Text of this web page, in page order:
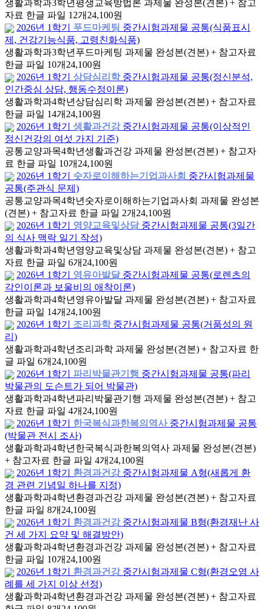
생활과학과3학년평생교육방법론 과제물 완성본(견본) + 참고
자료 한글 파일 12개 24,100원
2026년 1학기
푸드마케팅 중간시험과제물 공통(식품표시
제, 건강기능식품, 고령친화식품)
생활과학과3학년 푸드마케팅 과제물 완성본(견본) + 참고자료
한글 파일 10개 24,100원
2026년 1학기
상담심리학 중간시험과제물 공통(정신분석,
인간중심 상담, 행동수정이론)
생활과학과4학년상담심리학 과제물 완성본(견본) + 참고자료
한글 파일 14개 24,100원
2026년 1학기
생활과건강 중간시험과제물 공통(이상적인
정신건강의 여섯 가지 기준)
공통교양과목4학년생활과건강 과제물 완성본(견본) + 참고자
료 한글 파일 10개 24,100원
2026년 1학기
숫자로이해하는기업과사회 중간시험과제물
공통(주관식 문제)
공통교양과목4학년 숫자로이해하는기업과사회 과제물 완성본
(견본) + 참고자료 한글 파일 2개 24,100원
2026년 1학기
영양교육및상담 중간시험과제물 공통(3일간
의 식사 맥락 일기 작성)
생활과학과4학년 영양교육및상담 과제물 완성본(견본) + 참고
자료 한글 파일 6개 24,100원
2026년 1학기
영유아발달 중간시험과제물 공통(로렌츠의
각인이론과 보울비의 애착이론)
생활과학과4학년 영유아발달 과제물 완성본(견본) + 참고자료
한글 파일 14개 24,100원
2026년 1학기
조리과학 중간시험과제물 공통(거품성의 원
리)
생활과학과4학년 조리과학 과제물 완성본(견본) + 참고자료 한
글 파일 6개 24,100원
2026년 1학기
파리박물관기행 중간시험과제물 공통(파리
박물관의 도슨트가 되어 박물관)
생활과학과4학년 파리박물관기행 과제물 완성본(견본) + 참고
자료 한글 파일 4개 24,100원
2026년 1학기
한국복식과한복의역사 중간시험과제물 공통
(박물관 전시 조사)
생활과학과4학년 한국복식과한복의역사 과제물 완성본(견본)
+ 참고자료 한글 파일 4개 24,100원
2026년 1학기
환경과건강 중간시험과제물 A형(새롭게 환
경 관련 기념일 하나를 지정)
생활과학과4학년 환경과건강 과제물 완성본(견본) + 참고자료
한글 파일 8개 24,100원
2026년 1학기
환경과건강 중간시험과제물 B형(환경재난 사
건 세 가지 요약 및 해결방안)
생활과학과4학년 환경과건강 과제물 완성본(견본) + 참고자료
한글 파일 10개 24,100원
2026년 1학기
환경과건강 중간시험과제물 C형(환경오염 사
례를 세 가지 이상 선정)
생활과학과4학년 환경과건강 과제물 완성본(견본) + 참고자료